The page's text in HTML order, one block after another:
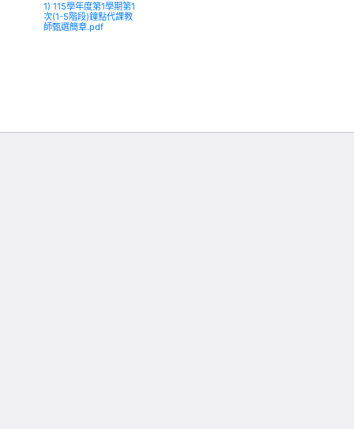
1) 115學年度第1學期第1
次(1-5階段)鐘點代課教
師甄選簡章.pdf